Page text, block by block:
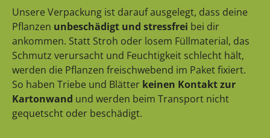
Unsere Verpackung ist darauf ausgelegt, dass deine
Pflanzen unbeschädigt und stressfrei bei dir
ankommen. Statt Stroh oder losem Füllmaterial, das
Schmutz verursacht und Feuchtigkeit schlecht hält,
werden die Pflanzen freischwebend im Paket fixiert.
So haben Triebe und Blätter keinen Kontakt zur
Kartonwand und werden beim Transport nicht
gequetscht oder beschädigt.